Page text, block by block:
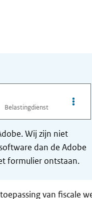
Belastingdienst
Wij zijn niet
dan de Adobe
formulier ontstaan.
van fiscale